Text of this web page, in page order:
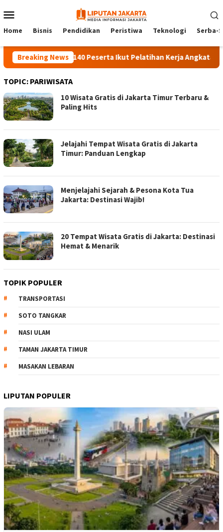
to
Menu
Home Bisnis Pendidikan Peristiwa Teknologi Serba-
Breaking News140 Peserta Ikut Pelatihan Kerja Angkatan 1 di
TOPIC: PARIWISATA
10 Wisata Gratis di Jakarta Timur Terbaru &
Paling Hits
Jelajahi Tempat Wisata Gratis di Jakarta
Timur: Panduan Lengkap
Menjelajahi Sejarah & Pesona Kota Tua
Jakarta: Destinasi Wajib!
20 Tempat Wisata Gratis di Jakarta: Destinasi
Hemat & Menarik
TOPIK POPULER
TRANSPORTASI
SOTO TANGKAR
NASI ULAM
TAMAN JAKARTA TIMUR
MASAKAN LEBARAN
LIPUTAN POPULER